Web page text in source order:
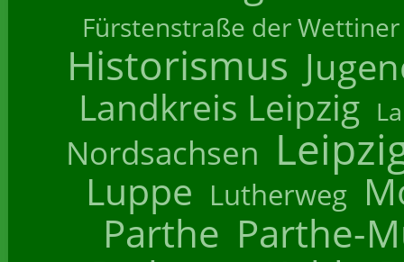
Fürstenstraße der Wettiner
Historismus
Landkreis Leipzig
Nordsachsen
Luppe Lutherweg
Parthe Parthe-